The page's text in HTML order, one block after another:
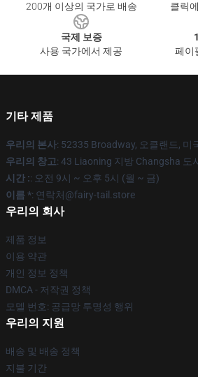
200개 이상의 국가로 배송
클릭
국제 보증
사용 국가에서 제공
페이
기타 제품
우리의 본사: 52335 Broadway, 오클랜드, 미
우리의 창고: 43 Liaoning 지방 Changsha 도
시간 :: 오전 9시 ~ 오후 5시 (월 ~ 금)
이름 *: 연락처@fairy-tail.store
우리의 회사
제품 정보
이용 약관
개인 정보 정책
DMCA - 저작권 정책
모델 번호: 공급망 투명성 행위
우리의 지원
배송 및 배송 정책
지불 기간